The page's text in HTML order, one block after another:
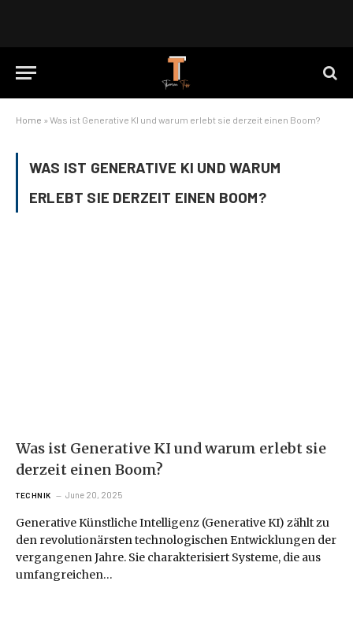
Home » Was ist Generative KI und warum erlebt sie derzeit einen Boom?
WAS IST GENERATIVE KI UND WARUM
ERLEBT SIE DERZEIT EINEN BOOM?
Was ist Generative KI und warum erlebt sie
derzeit einen Boom?
TECHNIK June 20, 2025
Generative Künstliche Intelligenz (Generative KI) zählt zu
den revolutionärsten technologischen Entwicklungen der
vergangenen Jahre. Sie charakterisiert Systeme, die aus
umfangreichen…